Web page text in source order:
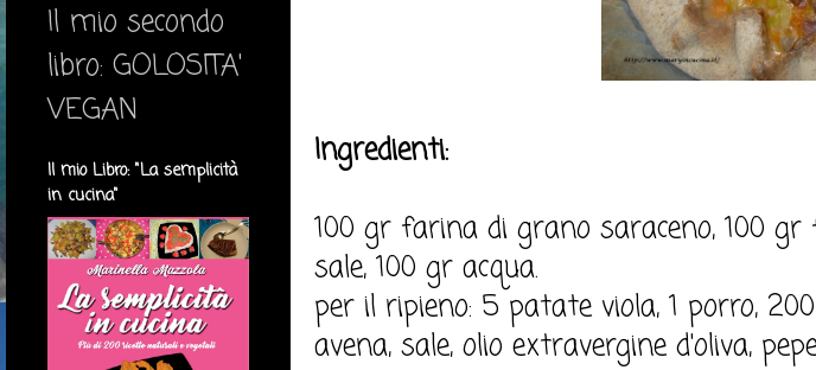
Ingredienti:
100 gr farina di grano saraceno, 100
sale, 100 gr acqua.
per il ripieno: 5 patate viola, 1 porro,
avena, sale, olio extravergine d'oliva,
Il mio secondo
libro: GOLOSITA'
VEGAN
Il mio Libro: "La semplicità
in cucina"